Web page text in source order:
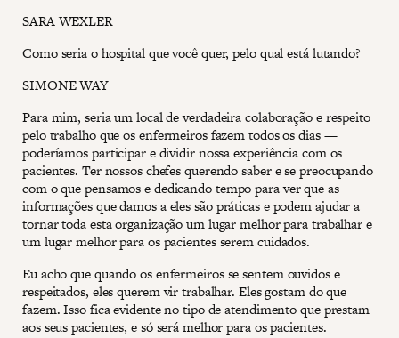
SARA WEXLER
Como seria o hospital que você quer, pelo qual está lutando?
SIMONE WAY
Para mim, seria um local de verdadeira colaboração e respeito
pelo trabalho que os enfermeiros fazem todos os dias —
poderíamos participar e dividir nossa experiência com os
pacientes. Ter nossos chefes querendo saber e se preocupando
com o que pensamos e dedicando tempo para ver que as
informações que damos a eles são práticas e podem ajudar a
tornar toda esta organização um lugar melhor para trabalhar e
um lugar melhor para os pacientes serem cuidados.
Eu acho que quando os enfermeiros se sentem ouvidos e
respeitados, eles querem vir trabalhar. Eles gostam do que
fazem. Isso fica evidente no tipo de atendimento que prestam
aos seus pacientes, e só será melhor para os pacientes.